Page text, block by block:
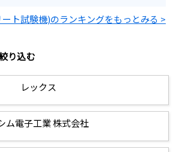
ト試験機)のランキングをもっとみる >
り込む
レックス
ム電子工業 株式会社